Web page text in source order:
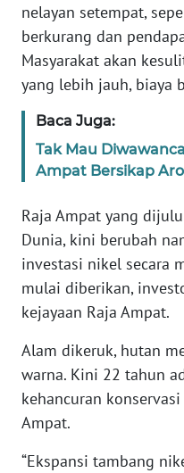
nelayan setempat,
berkurang dan
Masyarakat akan
yang lebih jauh, biaya
Baca Juga:
Tak Mau
Ampat Bersikap
Raja Ampat yang
Dunia, kini berubah
investasi nikel secara
mulai diberikan,
kejayaan Raja Ampat.
Alam dikeruk, hutan
warna. Kini 22 tahun
kehancuran
Ampat.
“Ekspansi tambang
NTB
WN
WN
WN
BABEL
WN
WN
SUMSEL
BENGKULU